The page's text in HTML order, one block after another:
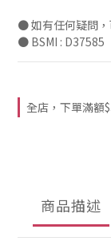
● 如有任何疑問，
● BSMI : D37585
全店，下單滿額
商品描述